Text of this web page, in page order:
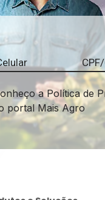
a Política de
portal Mais Agro